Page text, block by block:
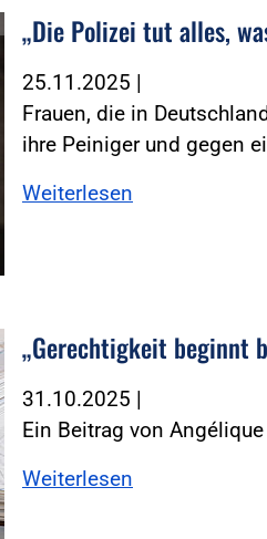
„Die Polizei tut alles,
25.11.2025 |
Frauen, die in
ihre Peiniger und gegen
Weiterlesen
„Gerechtigkeit beginnt
31.10.2025 |
Ein Beitrag von
Weiterlesen